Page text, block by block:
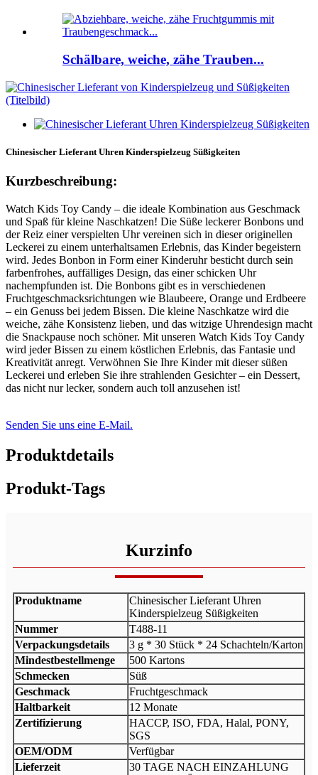
Schälbare, weiche, zähe Trauben...
Chinesischer Lieferant Uhren Kinderspielzeug Süßigkeiten
Kurzbeschreibung:
Watch Kids Toy Candy – die ideale Kombination aus Geschmack
und Spaß für kleine Naschkatzen! Die Süße leckerer Bonbons und
der Reiz einer verspielten Uhr vereinen sich in dieser originellen
Leckerei zu einem unterhaltsamen Erlebnis, das Kinder begeistern
wird. Jedes Bonbon in Form einer Kinderuhr besticht durch sein
farbenfrohes, auffälliges Design, das einer schicken Uhr
nachempfunden ist. Die Bonbons gibt es in verschiedenen
Fruchtgeschmacksrichtungen wie Blaubeere, Orange und Erdbeere
– ein Genuss bei jedem Bissen. Die kleine Naschkatze wird die
weiche, zähe Konsistenz lieben, und das witzige Uhrendesign macht
die Snackpause noch schöner. Mit unseren Watch Kids Toy Candy
wird jeder Bissen zu einem köstlichen Erlebnis, das Fantasie und
Kreativität anregt. Verwöhnen Sie Ihre Kinder mit dieser süßen
Leckerei und erleben Sie ihre strahlenden Gesichter – ein Dessert,
das nicht nur lecker, sondern auch toll anzusehen ist!
Senden Sie uns eine E-Mail.
Produktdetails
Produkt-Tags
Kurzinfo
Produktname
Chinesischer Lieferant Uhren
Kinderspielzeug Süßigkeiten
Nummer
T488-11
Verpackungsdetails
3 g * 30 Stück * 24 Schachteln/Karton
Mindestbestellmenge
500 Kartons
Schmecken
Süß
Geschmack
Fruchtgeschmack
Haltbarkeit
12 Monate
Zertifizierung
HACCP, ISO, FDA, Halal, PONY,
SGS
OEM/ODM
Verfügbar
Lieferzeit
30 TAGE NACH EINZAHLUNG